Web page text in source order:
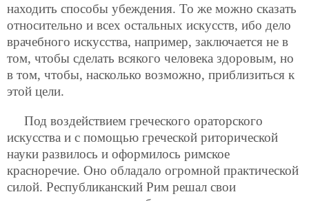
находить способы убеждения. То же можно сказать
относительно и всех остальных искусств, ибо дело
врачебного искусства, например, заключается не в
том, чтобы сделать всякого человека здоровым, но
в том, чтобы, насколько возможно, приблизиться к
этой цели.
Под воздействием греческого ораторского
искусства и с помощью греческой риторической
науки развилось и оформилось римское
красноречие. Оно обладало огромной практической
силой. Республиканский Рим решал свои